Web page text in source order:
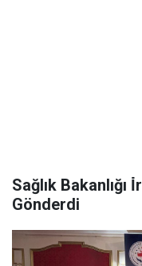
Sağlık Bakanlığı
Gönderdi